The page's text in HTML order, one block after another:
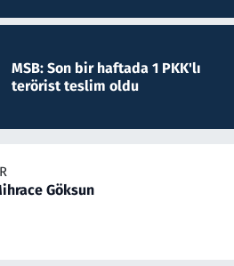
MSB: Son bir haftada 1 PKK'lı
terörist teslim oldu
Göksun